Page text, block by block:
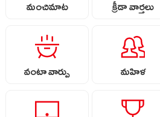
మంచిమాట క్రీడా వార్తలు
వంటా వార్పు మహిళ